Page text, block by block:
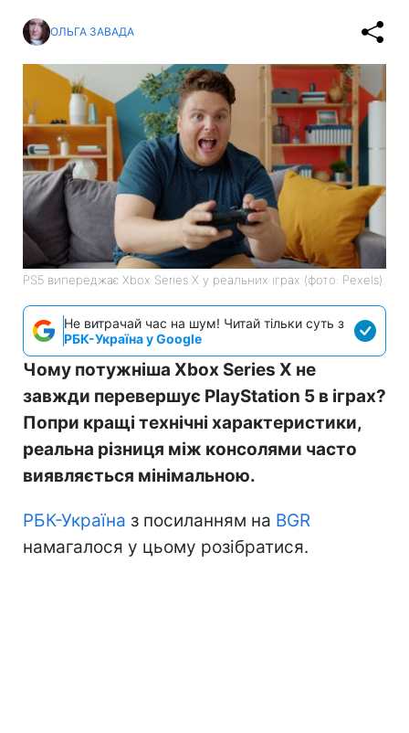
ОЛЬГА ЗАВАДА
PS5 випереджає Xbox Series X у реальних іграх (фото: Pexels)
Не витрачай час на шум! Читай тільки суть з
РБК-Україна у Google
Чому потужніша Xbox Series X не
завжди перевершує PlayStation 5 в іграх?
Попри кращі технічні характеристики,
реальна різниця між консолями часто
виявляється мінімальною.
РБК-Україна з посиланням на BGR
намагалося у цьому розібратися.